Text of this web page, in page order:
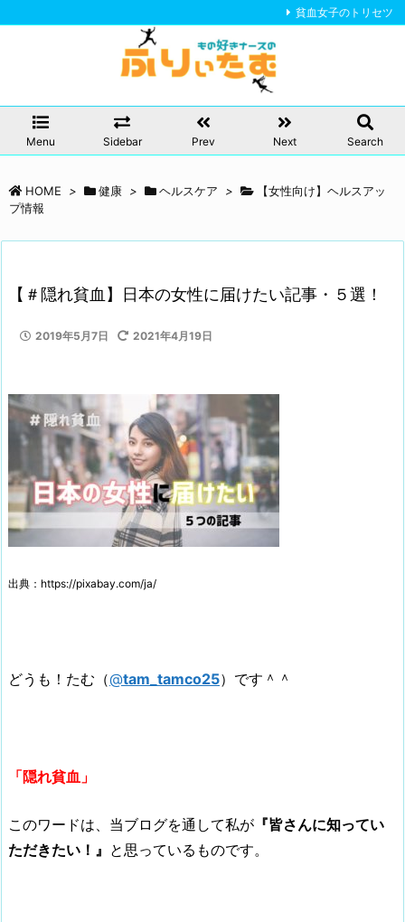
Menu Sidebar Prev Next Search
貧血女子のトリセツ
HOME > 健康 > ヘルスケア >
【女性向け】ヘルスアッ
プ情報
【＃隠れ貧血】日本の女性に届けたい記事・５選！
2019年5月7日 2021年4月19日
出典：https://pixabay.com/ja/
どうも！たむ（@tam_tamco25）です＾＾
「隠れ貧血」
このワードは、当ブログを通して私が 『皆さんに知ってい
ただきたい！』 と思っているものです。